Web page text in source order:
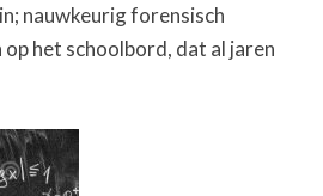
nauwkeurig forensisch
het schoolbord, dat al jaren